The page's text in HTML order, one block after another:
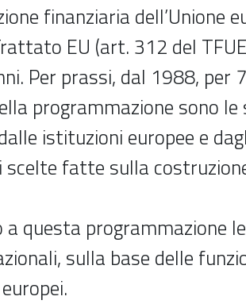
finanziaria dell’Unione
EU (art. 312 del
Per prassi, dal 1988, per
programmazione sono
istituzioni europee e
scelte fatte sulla
a questa programmazione
sulla base delle